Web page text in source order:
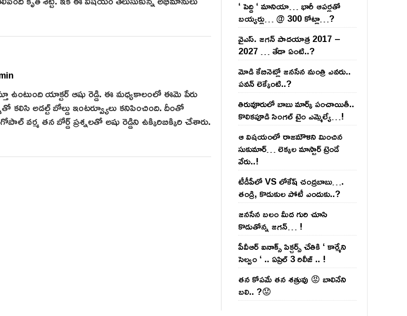
2
0
2
1
ఉంటుంది యాక్టర్ ఆషు రెడ్డి. ఈ మధ్యకాలంలో ఈమె పేరు
అడల్ట్ బోల్డు ఇంటర్వ్యూలు కనిపించింది. దీంతో
తన బోర్డ్ ప్రశ్నలతో అషు రెడ్డిని ఉక్కిరిబిక్కిరి చేశారు.
‘ పెద్ది ‘ మానియా… భారీ ఆప‌ర్ల‌తో
బ‌య్య‌ర్లు… @ 300 కోట్లా…?
వైఎస్‌. జ‌గ‌న్ పాద‌యాత్ర 2017 –
2027 … తేడా ఏంటి..?
మోడి కేబినెట్లో జ‌నసేన మంత్రి ఎవ‌రు..
ప‌వ‌న్ లెక్కేంటి..?
తిరువూరులో బాబు మార్క్ పంచాయితీ..
కొలిక‌పూడి సింగ‌ల్ టైం ఎమ్మెల్యే…!
ఆ విష‌యంలో రాజ‌మౌళిని మించిన
సుకుమార్‌… లెక్క‌ల మాస్టార్ ట్రెండే
వేరు..!
టీడీపీలో VS లోకేష్ చంద్ర‌బాబు….
తండ్రి, కొడుకుల పోటీ ఎందుకు..?
జ‌న‌సేన బ‌లం మీద గురి చూసి
కొడుతోన్న జ‌గ‌న్‌… !
పీవీఆర్ ఐనాక్స్ పిక్చర్స్ చేతికి ‘ కార్మేని
సెల్వం ‘ .. ఏప్రిల్ 3 రిలీజ్ .. !
తన కోపమే తన శత్రువు 😡 బాలినేని
బలి.. ?😟